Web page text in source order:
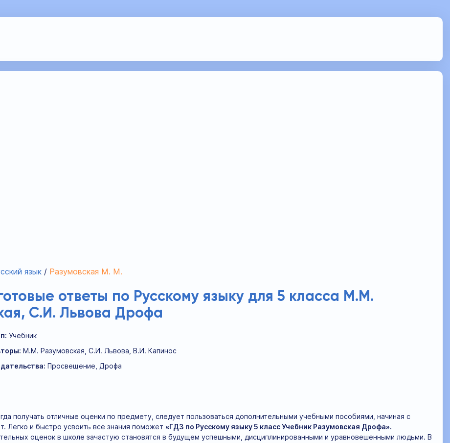
язык Разумовская М. М.
ответы по Русскому языку для 5 класса М.М.
С.И. Львова Дрофа
Учебник
М.М. Разумовская, С.И. Львова, В.И. Капинос
Просвещение, Дрофа
получать отличные оценки по предмету, следует пользоваться дополнительными учебными пособиями, начиная с
Легко и быстро усвоить все знания поможет «ГДЗ по Русскому языку 5 класс Учебник Разумовская Дрофа».
оценок в школе зачастую становятся в будущем успешными, дисциплинированными и уравновешенными людьми. В